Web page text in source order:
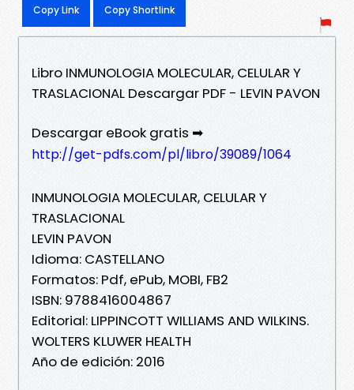
Copy Link Copy Shortlink
Libro INMUNOLOGIA MOLECULAR, CELULAR Y
TRASLACIONAL Descargar PDF - LEVIN PAVON
Descargar eBook gratis ➡
http://get-pdfs.com/pl/libro/39089/1064
INMUNOLOGIA MOLECULAR, CELULAR Y
TRASLACIONAL
LEVIN PAVON
Idioma: CASTELLANO
Formatos: Pdf, ePub, MOBI, FB2
ISBN: 9788416004867
Editorial: LIPPINCOTT WILLIAMS AND WILKINS.
WOLTERS KLUWER HEALTH
Año de edición: 2016